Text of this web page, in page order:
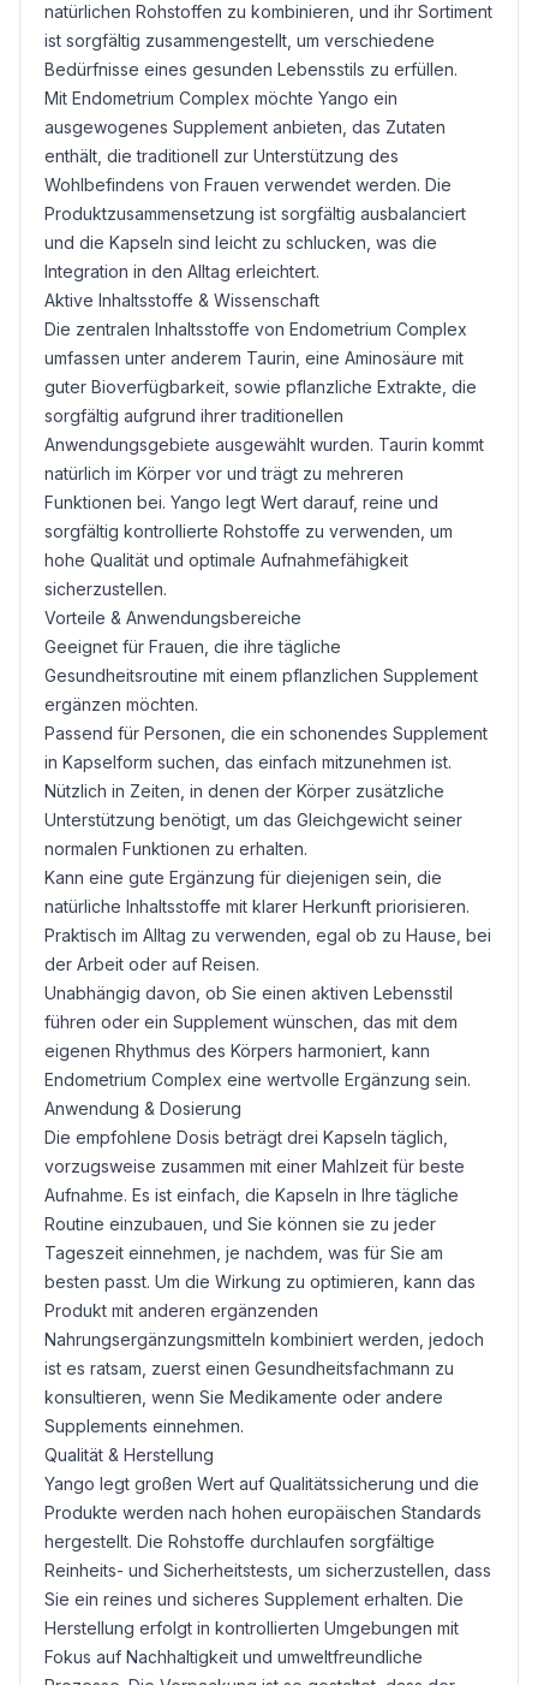
natürlichen Rohstoffen zu kombinieren, und ihr Sortiment
ist sorgfältig zusammengestellt, um verschiedene
Bedürfnisse eines gesunden Lebensstils zu erfüllen.
Mit Endometrium Complex möchte Yango ein
ausgewogenes Supplement anbieten, das Zutaten
enthält, die traditionell zur Unterstützung des
Wohlbefindens von Frauen verwendet werden. Die
Produktzusammensetzung ist sorgfältig ausbalanciert
und die Kapseln sind leicht zu schlucken, was die
Integration in den Alltag erleichtert.
Aktive Inhaltsstoffe & Wissenschaft
Die zentralen Inhaltsstoffe von Endometrium Complex
umfassen unter anderem Taurin , eine Aminosäure mit
guter Bioverfügbarkeit, sowie pflanzliche Extrakte, die
sorgfältig aufgrund ihrer traditionellen
Anwendungsgebiete ausgewählt wurden. Taurin kommt
natürlich im Körper vor und trägt zu mehreren
Funktionen bei. Yango legt Wert darauf, reine und
sorgfältig kontrollierte Rohstoffe zu verwenden, um
hohe Qualität und optimale Aufnahmefähigkeit
sicherzustellen.
Vorteile & Anwendungsbereiche
Geeignet für Frauen, die ihre tägliche
Gesundheitsroutine mit einem pflanzlichen Supplement
ergänzen möchten.
Passend für Personen, die ein schonendes Supplement
in Kapselform suchen, das einfach mitzunehmen ist.
Nützlich in Zeiten, in denen der Körper zusätzliche
Unterstützung benötigt, um das Gleichgewicht seiner
normalen Funktionen zu erhalten.
Kann eine gute Ergänzung für diejenigen sein, die
natürliche Inhaltsstoffe mit klarer Herkunft priorisieren.
Praktisch im Alltag zu verwenden, egal ob zu Hause, bei
der Arbeit oder auf Reisen.
Unabhängig davon, ob Sie einen aktiven Lebensstil
führen oder ein Supplement wünschen, das mit dem
eigenen Rhythmus des Körpers harmoniert, kann
Endometrium Complex eine wertvolle Ergänzung sein.
Anwendung & Dosierung
Die empfohlene Dosis beträgt drei Kapseln täglich,
vorzugsweise zusammen mit einer Mahlzeit für beste
Aufnahme. Es ist einfach, die Kapseln in Ihre tägliche
Routine einzubauen, und Sie können sie zu jeder
Tageszeit einnehmen, je nachdem, was für Sie am
besten passt. Um die Wirkung zu optimieren, kann das
Produkt mit anderen ergänzenden
Nahrungsergänzungsmitteln kombiniert werden, jedoch
ist es ratsam, zuerst einen Gesundheitsfachmann zu
konsultieren, wenn Sie Medikamente oder andere
Supplements einnehmen.
Qualität & Herstellung
Yango legt großen Wert auf Qualitätssicherung und die
Produkte werden nach hohen europäischen Standards
hergestellt. Die Rohstoffe durchlaufen sorgfältige
Reinheits- und Sicherheitstests, um sicherzustellen, dass
Sie ein reines und sicheres Supplement erhalten. Die
Herstellung erfolgt in kontrollierten Umgebungen mit
Fokus auf Nachhaltigkeit und umweltfreundliche